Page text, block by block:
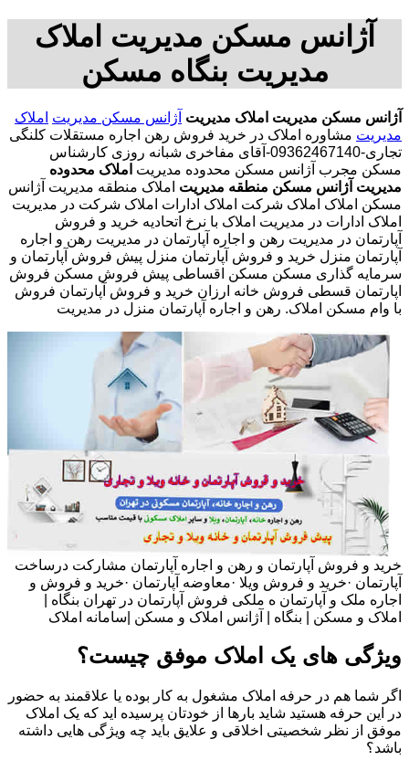
آژانس مسکن مدیریت املاک
مدیریت بنگاه مسکن
آژانس مسکن مدیریت املاک مدیریت آژانس مسکن مدیریت املاک
مدیریت مشاوره املاک در خرید فروش رهن اجاره مستقلات کلنگی
تجاری-09362467140-آقای مفاخری شبانه روزی کارشناس
مسکن مجرب آژانس مسکن محدوده مدیریت املاک محدوده
مدیریت آژانس مسکن منطقه مدیریت املاک منطقه مدیریت آژانس
مسکن املاک املاک شرکت املاک ادارات املاک شرکت در مدیریت
املاک ادارات در مدیریت املاک با نرخ اتحادیه خرید و فروش
آپارتمان در مدیریت رهن و اجاره آپارتمان در مدیریت رهن و اجاره
آپارتمان منزل خرید و فروش آپارتمان منزل پیش فروش آپارتمان و
سرمایه گذاری مسکن مسکن اقساطی پیش فروش مسکن فروش
اپارتمان قسطی فروش خانه ارزان خرید و فروش آپارتمان فروش
با وام مسکن املاک. رهن و اجاره آپارتمان منزل در مدیریت
خرید و فروش آپارتمان و رهن و اجاره آپارتمان مشارکت درساخت
آپارتمان ·خرید و فروش ویلا ·معاوضه آپارتمان ·خرید و فروش و
اجاره ملک و آپارتمان ه ملکی فروش آپارتمان در تهران بنگاه |
املاک و مسکن | بنگاه | آژانس املاک و مسکن |سامانه املاک
ویژگی های یک املاک موفق چیست؟
اگر شما هم در حرفه املاک مشغول به کار بوده یا علاقمند به حضور
در این حرفه هستید شاید بارها از خودتان پرسیده اید که یک املاک
موفق از نظر شخصیتی اخلاقی و علایق باید چه ویژگی هایی داشته
باشد؟